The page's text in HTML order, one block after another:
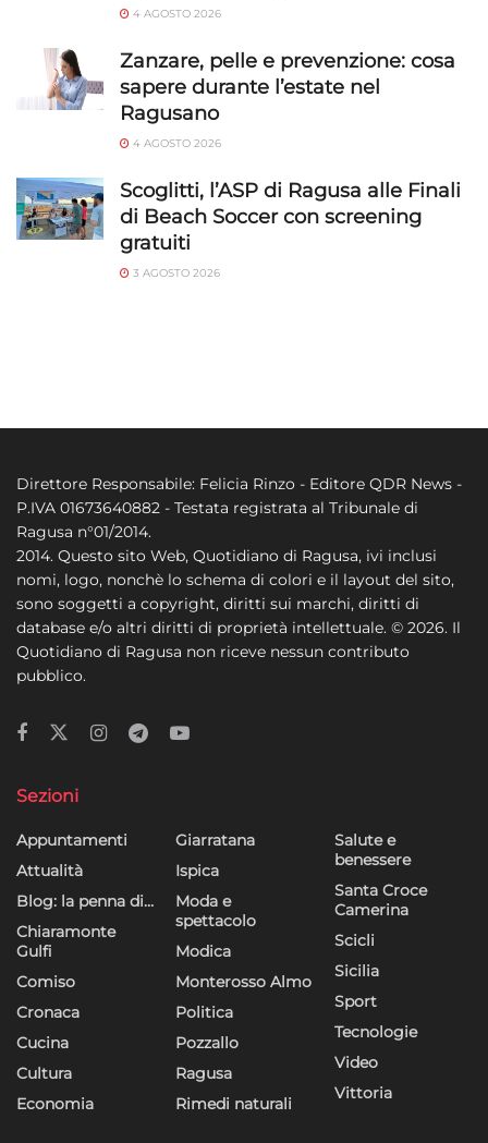
4 AGOSTO 2026
Zanzare, pelle e prevenzione: cosa
sapere durante l’estate nel
Ragusano
4 AGOSTO 2026
Scoglitti, l’ASP di Ragusa alle Finali
di Beach Soccer con screening
gratuiti
3 AGOSTO 2026
Direttore Responsabile: Felicia Rinzo - Editore QDR News -
P.IVA 01673640882 - Testata registrata al Tribunale di
Ragusa n°01/2014.
2014. Questo sito Web, Quotidiano di Ragusa, ivi inclusi
nomi, logo, nonchè lo schema di colori e il layout del sito,
sono soggetti a copyright, diritti sui marchi, diritti di
database e/o altri diritti di proprietà intellettuale. © 2026. Il
Quotidiano di Ragusa non riceve nessun contributo
pubblico.
Sezioni
Appuntamenti
Attualità
Blog: la penna di…
Chiaramonte
Gulfi
Comiso
Cronaca
Cucina
Cultura
Economia
Giarratana
Ispica
Moda e
spettacolo
Modica
Monterosso Almo
Politica
Pozzallo
Ragusa
Rimedi naturali
Salute e
benessere
Santa Croce
Camerina
Scicli
Sicilia
Sport
Tecnologie
Video
Vittoria